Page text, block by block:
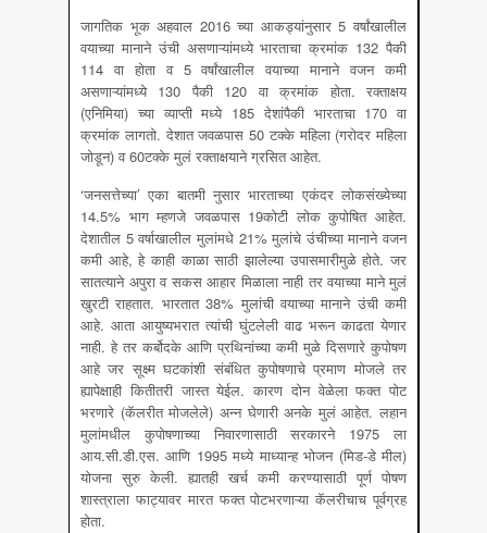
जागतिक भूक अहवाल 2016 च्या आकड्यांनुसार 5 वर्षांखालील
वयाच्या मानाने उंची असणाऱ्यांमध्ये भारताचा क्रमांक 132 पैकी
114 वा होता व 5 वर्षांखालील वयाच्या मानाने वजन कमी
असणाऱ्यांमध्ये 130 पैकी 120 वा क्रमांक होता. रक्ताक्षय
(एनिमिया) च्या व्याप्ती मध्ये 185 देशांपैकी भारताचा 170 वा
क्रमांक लागतो. देशात जवळपास 50 टक्के महिला (गरोदर महिला
जोडून) व 60टक्के मुलं रक्ताक्षयाने ग्रसित आहेत.
‘जनसत्तेच्या’ एका बातमी नुसार भारताच्या एकंदर लोकसंख्येच्या
14.5% भाग म्हणजे जवळपास 19कोटी लोक कुपोषित आहेत.
देशातील 5 वर्षाखालील मुलांमधे 21% मुलांचे उंचीच्या मानाने वजन
कमी आहे, हे काही काळा साठी झालेल्या उपासमारीमुळे होते. जर
सातत्याने अपुरा व सकस आहार मिळाला नाही तर वयाच्या माने मुलं
खुरटी राहतात. भारतात 38% मुलांची वयाच्या मानाने उंची कमी
आहे. आता आयुष्यभरात त्यांची घुंटलेली वाढ भरून काढता येणार
नाही. हे तर कर्बोदके आणि प्रथिनांच्या कमी मुळे दिसणारे कुपोषण
आहे जर सूक्ष्म घटकांशी संबंधित कुपोषणाचे प्रमाण मोजले तर
ह्यापेक्षाही कितीतरी जास्त येईल. कारण दोन वेळेला फक्त पोट
भरणारे (कॅलरीत मोजलेले) अन्न घेणारी अनके मुलं आहेत. लहान
मुलांमधील कुपोषणाच्या निवारणासाठी सरकारने 1975 ला
आय.सी.डी.एस. आणि 1995 मध्ये माध्यान्ह भोजन (मिड-डे मील)
योजना सुरु केली. ह्यातही खर्च कमी करण्यासाठी पूर्ण पोषण
शास्त्राला फाट्यावर मारत फक्त पोटभरणाऱ्या कॅलरीचाच पूर्वग्रह
होता.